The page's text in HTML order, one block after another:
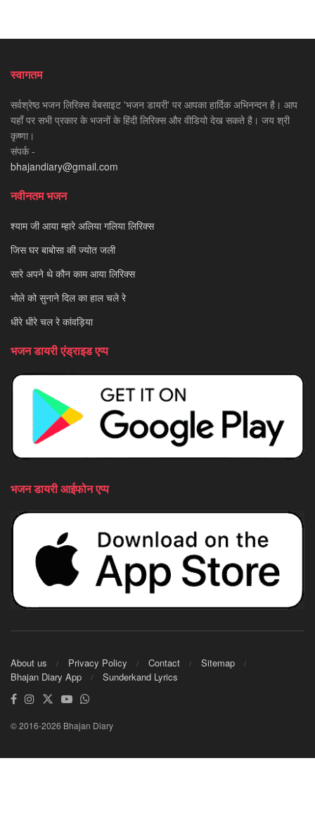
स्वागतम
सर्वश्रेष्ठ भजन लिरिक्स वेबसाइट 'भजन डायरी' पर आपका हार्दिक अभिनन्दन है। आप
यहाँ पर सभी प्रकार के भजनों के हिंदी लिरिक्स और वीडियो देख सकते है। जय श्री
कृष्णा।
संपर्क -
bhajandiary@gmail.com
नवीनतम भजन
श्याम जी आया म्हारे अलिया गलिया लिरिक्स
जिस घर बाबोसा की ज्योत जली
सारे अपने थे कौन काम आया लिरिक्स
भोले को सुनाने दिल का हाल चले रे
धीरे धीरे चल रे कांवड़िया
भजन डायरी एंड्राइड एप्प
भजन डायरी आईफोन एप्प
About us Privacy Policy Contact
Sitemap
Bhajan Diary App
Sunderkand Lyrics
© 2016-2026 Bhajan Diary